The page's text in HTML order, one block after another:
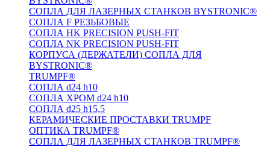
СОПЛА ДЛЯ ЛАЗЕРНЫХ СТАНКОВ BYSTRONIC®
СОПЛА F РЕЗЬБОВЫЕ
СОПЛА HK PRECISION PUSH-FIT
СОПЛА NK PRECISION PUSH-FIT
КОРПУСА (ДЕРЖАТЕЛИ) СОПЛА ДЛЯ
BYSTRONIC®
TRUMPF®
СОПЛА d24 h10
СОПЛА ХРОМ d24 h10
СОПЛА d25 h15,5
КЕРАМИЧЕСКИЕ ПРОСТАВКИ TRUMPF
ОПТИКА TRUMPF®
СОПЛА ДЛЯ ЛАЗЕРНЫХ СТАНКОВ TRUMPF®